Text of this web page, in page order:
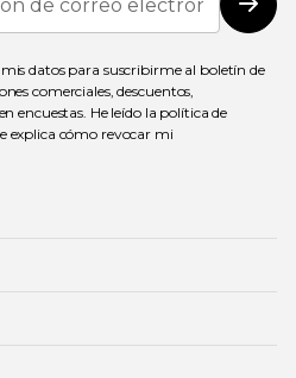
datos para suscribirme al boletín de
comerciales, descuentos,
encuestas. He leído la política de
explica cómo revocar mi